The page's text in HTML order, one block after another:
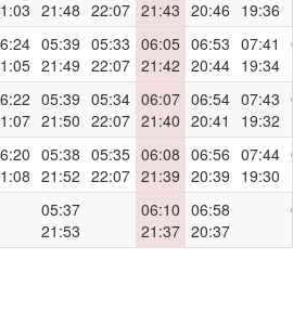
21:48 22:07 21:43 20:46 19:36
05:39
21:49
05:33
22:07
06:05
21:42
06:53
20:44
07:41
19:34
05:39
21:50
05:34
22:07
06:07
21:40
06:54
20:41
07:43
19:32
05:38
21:52
05:35
22:07
06:08
21:39
06:56
20:39
07:44
19:30
05:37
21:53
06:10
21:37
06:58
20:37